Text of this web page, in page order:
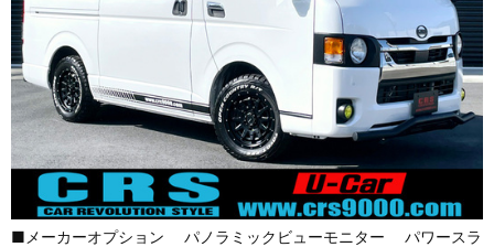
■メーカーオプション パノラミックビューモニター パワースラ